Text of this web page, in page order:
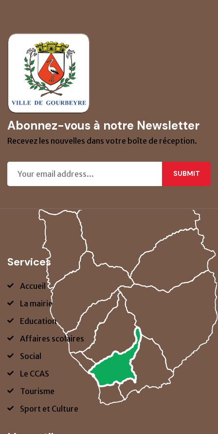
Abonnez-vous à notre Newsletter
Recevez les nouvelles dans votre boîte de réception.
SUBMIT
Services
Accueil
La mairie
Education
Affaires scolaires
Social
Le CCAS
Tourisme
Sport et Culture